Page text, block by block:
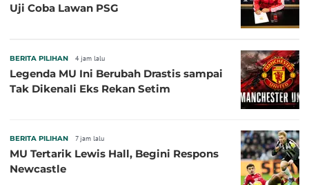
Uji Coba Lawan PSG
BERITA PILIHAN 4 jam lalu
Legenda MU Ini Berubah Drastis sampai
Tak Dikenali Eks Rekan Setim
BERITA PILIHAN 7 jam lalu
MU Tertarik Lewis Hall, Begini Respons
Newcastle